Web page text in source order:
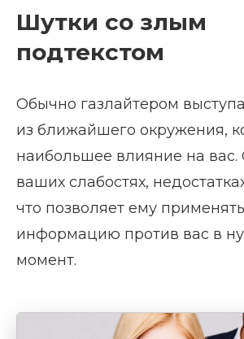
Шутки со злым
подтекстом
Обычно газлайтером
из ближайшего окружения,
наибольшее влияние на вас.
ваших слабостях,
что позволяет ему
информацию против вас в
момент.